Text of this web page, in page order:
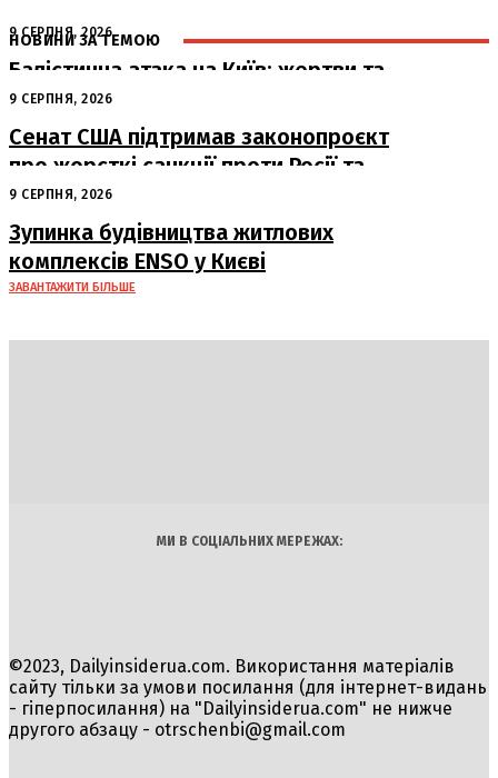
НОВИНИ ЗА ТЕМОЮ
9 СЕРПНЯ, 2026
Балістична атака на Київ: жертви та
руйнування
9 СЕРПНЯ, 2026
Сенат США підтримав законопроєкт
про жорсткі санкції проти Росії та
Ірану
9 СЕРПНЯ, 2026
Зупинка будівництва житлових
комплексів ENSO у Києві
ЗАВАНТАЖИТИ БІЛЬШЕ
МИ В СОЦІАЛЬНИХ МЕРЕЖАХ:
©2023, Dailyinsiderua.com. Використання матеріалів
сайту тільки за умови посилання (для інтернет-видань
- гіперпосилання) на "Dailyinsiderua.com" не нижче
другого абзацу - otrschenbi@gmail.com